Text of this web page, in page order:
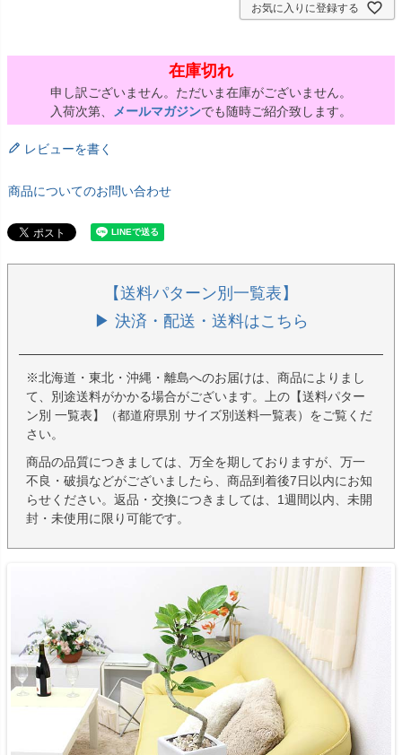
お気に入りに登録する
在庫切れ
申し訳ございません。ただいま在庫がございません。
入荷次第、
メールマガジンでも随時ご紹介致します。
レビューを書く
商品についてのお問い合わせ
【送料パターン別一覧表】
▶ 決済・配送・送料はこちら
※北海道・東北・沖縄・離島へのお届けは、商品によりまし
て、別途送料がかかる場合がございます。上の【送料パター
ン別 一覧表】（都道府県別 サイズ別送料一覧表）をご覧くだ
さい。
商品の品質につきましては、万全を期しておりますが、万一
不良・破損などがございましたら、商品到着後7日以内にお知
らせください。返品・交換につきましては、1週間以内、未開
封・未使用に限り可能です。